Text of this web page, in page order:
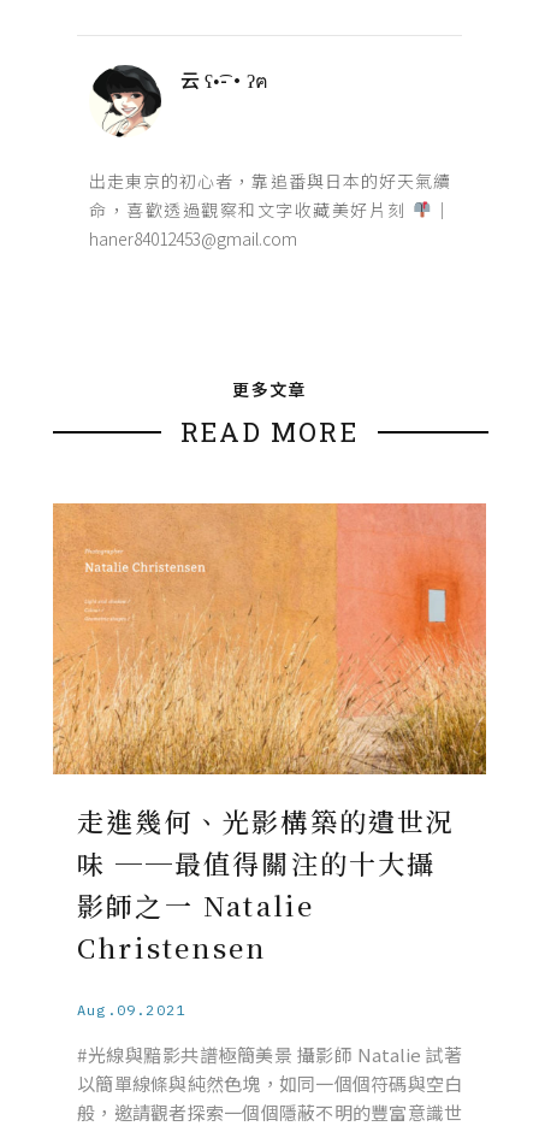
云 ʕ•͡-•ʔฅ
出走東京的初心者，靠追番與日本的好天氣續
命，喜歡透過觀察和文字收藏美好片刻
｜
haner84012453@gmail.com
更多文章
READ MORE
走進幾何、光影構築的遺世況
味 ──最值得關注的十大攝
影師之一 Natalie
Christensen
Aug.09.2021
#光線與黯影共譜極簡美景 攝影師 Natalie 試著
以簡單線條與純然色塊，如同一個個符碼與空白
般，邀請觀者探索一個個隱蔽不明的豐富意識世